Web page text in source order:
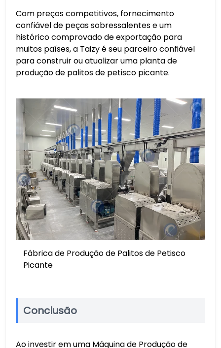
Com preços competitivos, fornecimento
confiável de peças sobressalentes e um
histórico comprovado de exportação para
muitos países, a Taizy é seu parceiro confiável
para construir ou atualizar uma planta de
produção de palitos de petisco picante.
Fábrica de Produção de Palitos de Petisco
Picante
Conclusão
Ao investir em uma Máquina de Produção de